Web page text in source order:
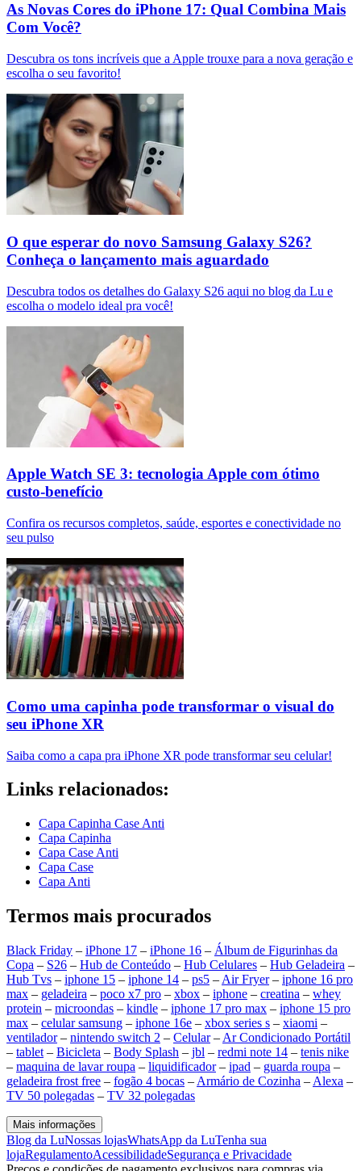
As Novas Cores do iPhone 17: Qual Combina Mais
Com Você?
Descubra os tons incríveis que a Apple trouxe para a nova geração e
escolha o seu favorito!
O que esperar do novo Samsung Galaxy S26?
Conheça o lançamento mais aguardado
Descubra todos os detalhes do Galaxy S26 aqui no blog da Lu e
escolha o modelo ideal pra você!
Apple Watch SE 3: tecnologia Apple com ótimo
custo-benefício
Confira os recursos completos, saúde, esportes e conectividade no
seu pulso
Como uma capinha pode transformar o visual do
seu iPhone XR
Saiba como a capa pra iPhone XR pode transformar seu celular!
Links relacionados:
Capa Capinha Case Anti
Capa Capinha
Capa Case Anti
Capa Case
Capa Anti
Termos mais procurados
Black Friday – iPhone 17 – iPhone 16 – Álbum de Figurinhas da
Copa – S26 – Hub de Conteúdo – Hub Celulares – Hub Geladeira –
Hub Tvs – iphone 15 – iphone 14 – ps5 – Air Fryer– iphone 16 pro
max – geladeira – poco x7 pro – xbox – iphone – creatina – whey
protein – microondas – kindle – iphone 17 pro max – iphone 15 pro
max – celular samsung – iphone 16e – xbox series s – xiaomi –
ventilador– nintendo switch 2 – Celular– Ar Condicionado Portátil
– tablet – Bicicleta – Body Splash – jbl – redmi note 14 – tenis nike
– maquina de lavar roupa – liquidificador– ipad – guarda roupa –
geladeira frost free – fogão 4 bocas – Armário de Cozinha – Alexa –
TV 50 polegadas – TV 32 polegadas
Mais informações
Blog da LuNossas lojasWhatsApp da LuTenha sua
lojaRegulamentoAcessibilidadeSegurança e Privacidade